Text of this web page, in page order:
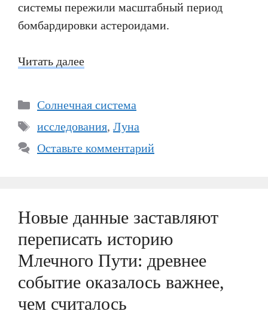
системы пережили масштабный период
бомбардировки астероидами.
Читать далее
Рубрики
Солнечная система
Метки
исследования, Луна
Оставьте комментарий
Новые данные заставляют
переписать историю
Млечного Пути: древнее
событие оказалось важнее,
чем считалось